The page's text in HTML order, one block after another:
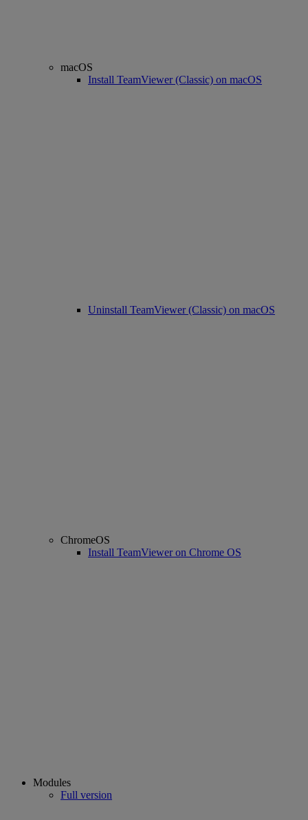
macOS
Install TeamViewer (Classic) on macOS
Uninstall TeamViewer (Classic) on macOS
ChromeOS
Install TeamViewer on Chrome OS
Modules
Full version